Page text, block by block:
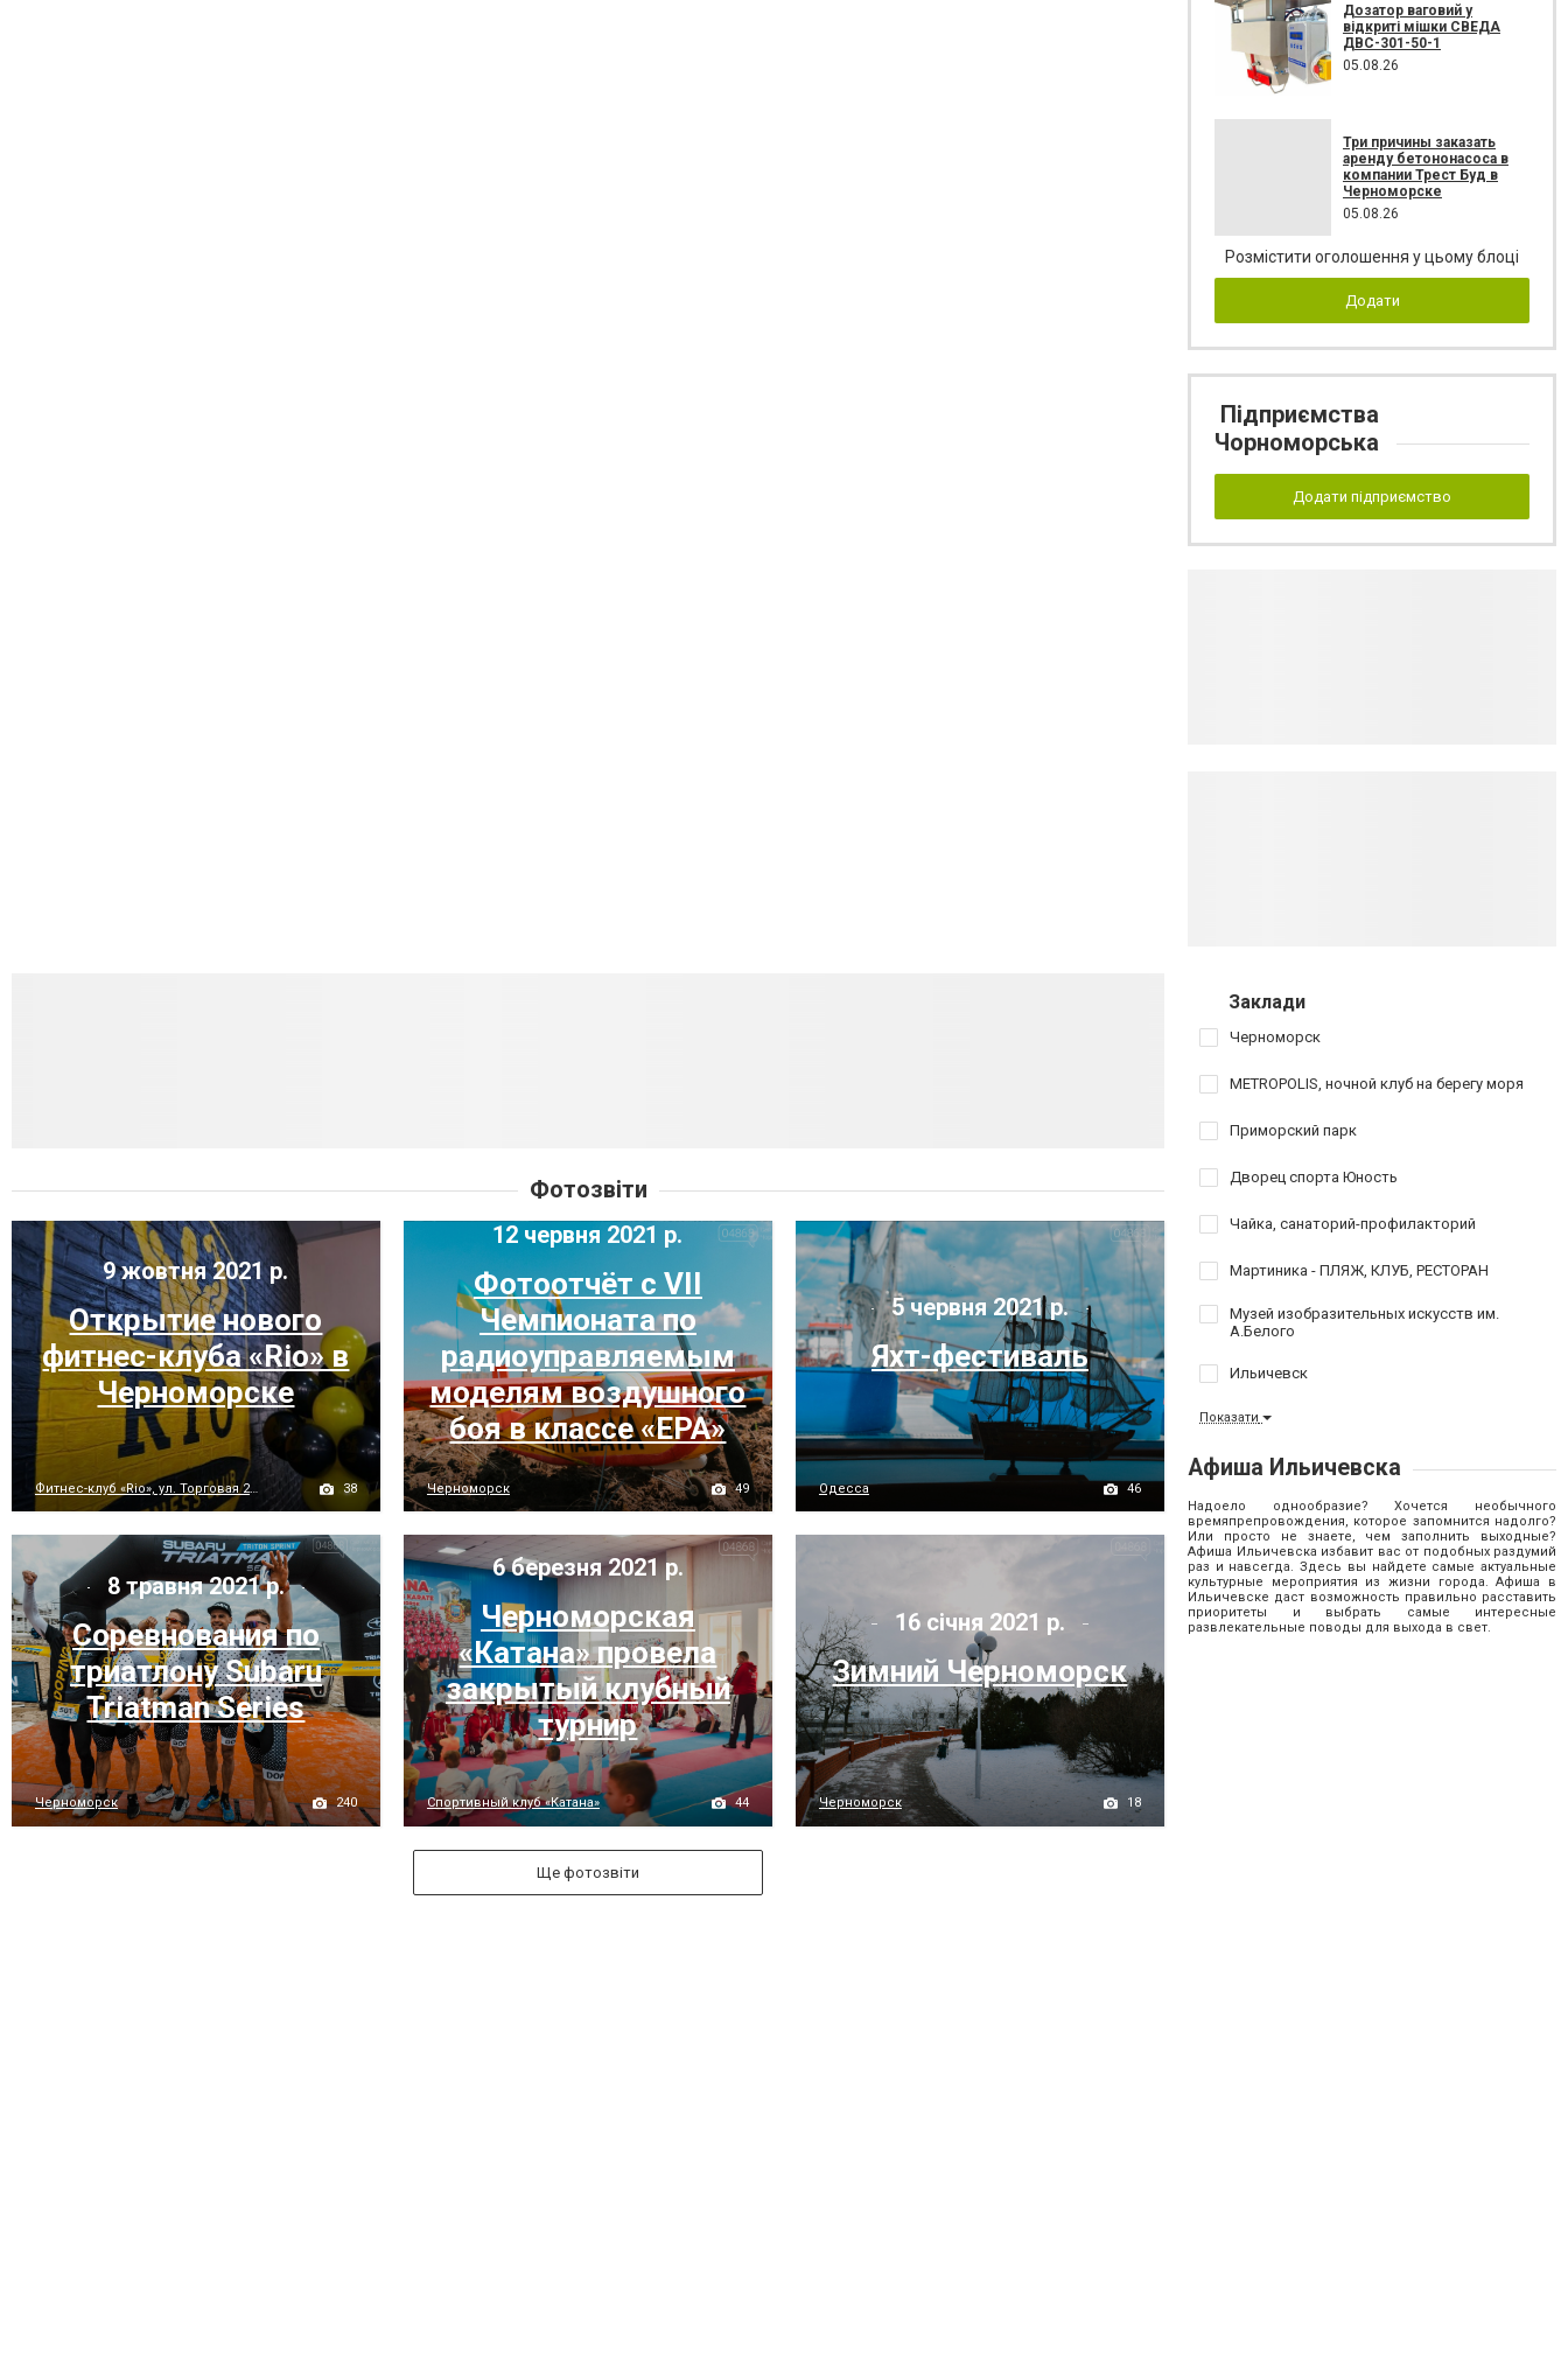
Дозатор ваговий у
відкриті мішки СВЕДА
ДВС-301-50-1
05.08.26
Три причины заказать
аренду бетононасоса в
компании Трест Буд в
Черноморске
05.08.26
Розмістити оголошення у цьому блоці
Додати
Підприємства
Чорноморська
Додати підприємство
Фотозвіти
9 жовтня 2021 р.
Открытие нового
фитнес-клуба «Rio» в
Черноморске
Фитнес-клуб «Rio», ул. Торговая 2с/2ш (рынок "Утренний") 38
12 червня 2021 р.
Фотоотчёт с VIІ
Чемпионата по
радиоуправляемым
моделям воздушного
боя в классе «ЕРА»
Черноморск 49
5 червня 2021 р.
Яхт-фестиваль
Одесса 46
8 травня 2021 р.
Соревнования по
триатлону Subaru
Triatman Series
Черноморск 240
6 березня 2021 р.
Черноморская
«Катана» провела
закрытый клубный
турнир
Спортивный клуб «Катана» 44
16 січня 2021 р.
Зимний Черноморск
Черноморск 18
Ще фотозвіти
Заклади
Черноморск
METROPOLIS, ночной клуб на берегу моря
Приморский парк
Дворец спорта Юность
Чайка, санаторий-профилакторий
Мартиника - ПЛЯЖ, КЛУБ, РЕСТОРАН
Музей изобразительных искусств им.
А.Белого
Ильичевск
Показати
Афиша Ильичевска
Надоело однообразие? Хочется необычного
времяпрепровождения, которое запомнится надолго?
Или просто не знаете, чем заполнить выходные?
Афиша Ильичевска избавит вас от подобных раздумий
раз и навсегда. Здесь вы найдете самые актуальные
культурные мероприятия из жизни города. Афиша в
Ильичевске даст возможность правильно расставить
приоритеты и выбрать самые интересные
развлекательные поводы для выхода в свет.